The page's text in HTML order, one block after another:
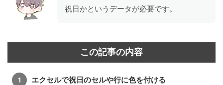
祝日かというデータが必要です。
この記事の内容
エクセルで祝日のセルや行に色を付ける